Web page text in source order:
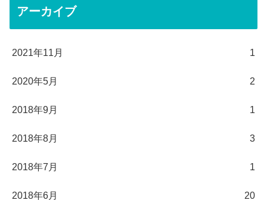
アーカイブ
2021年11月 1
2020年5月 2
2018年9月 1
2018年8月 3
2018年7月 1
2018年6月 20